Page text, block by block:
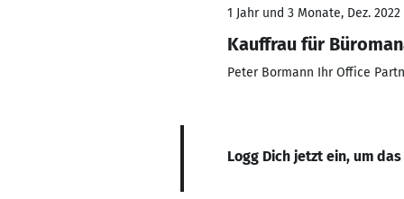
1 Jahr und 3 Monate, Dez. 2022
Kauffrau für
Peter Bormann Ihr Office
Logg Dich jetzt ein, um